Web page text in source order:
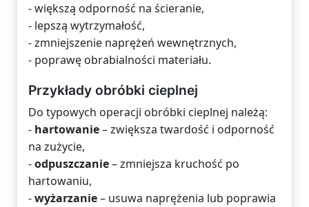
- większą odporność na ścieranie,
- lepszą wytrzymałość,
- zmniejszenie naprężeń wewnętrznych,
- poprawę obrabialności materiału.
Przykłady obróbki cieplnej
Do typowych operacji obróbki cieplnej należą:
- hartowanie– zwiększa twardość i odporność
na zużycie,
-odpuszczanie– zmniejsza kruchość po
hartowaniu,
-wyżarzanie– usuwa naprężenia lub poprawia